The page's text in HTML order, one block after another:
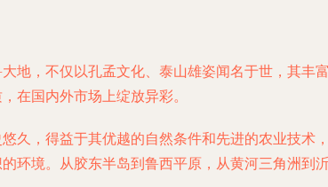
地，不仅以孔孟文化、泰山雄姿闻名于世，其
在国内外市场上绽放异彩。
久，得益于其优越的自然条件和先进的农业技
环境。从胶东半岛到鲁西平原，从黄河三角洲到